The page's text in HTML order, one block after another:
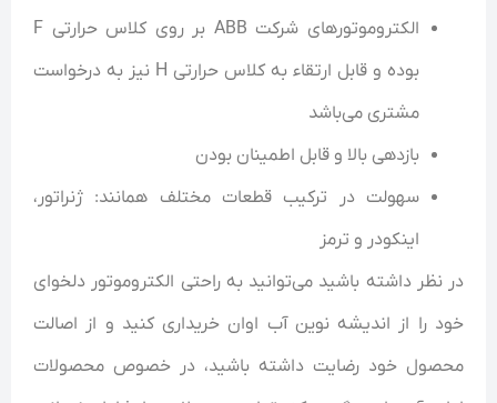
الکتروموتور‌های شرکت ABB بر روی کلاس حرارتی F
بوده و قابل ارتقاء به کلاس حرارتی H نیز به در‌خواست
مشتری می‌باشد
بازدهی بالا و قابل اطمینان بودن
سهولت در ترکیب قطعات مختلف همانند: ژنراتور،
اینکودر و ترمز
در نظر داشته باشید می‌توانید به راحتی الکتروموتور دلخوای
خود را از اندیشه نوین آب اوان خریداری کنید و از اصالت
محصول خود رضایت داشته باشید، در خصوص محصولات